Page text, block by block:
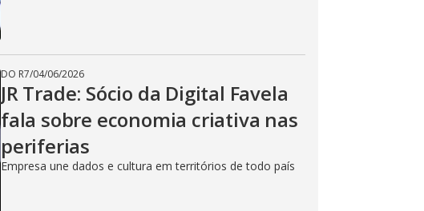
DO R7/04/06/2026
JR Trade: Sócio da Digital Favela
fala sobre economia criativa nas
periferias
Empresa une dados e cultura em territórios de todo país